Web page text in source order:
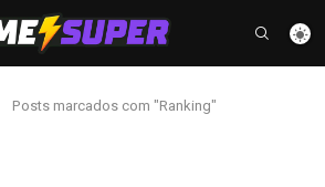
Posts marcados com "Ranking"